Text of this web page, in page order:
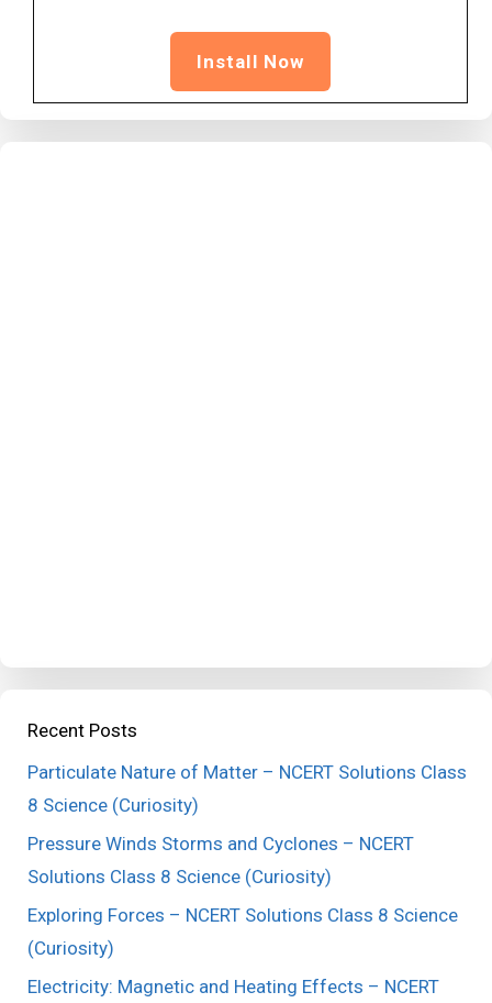
Install Now
Recent Posts
Particulate Nature of Matter – NCERT Solutions Class
8 Science (Curiosity)
Pressure Winds Storms and Cyclones – NCERT
Solutions Class 8 Science (Curiosity)
Exploring Forces – NCERT Solutions Class 8 Science
(Curiosity)
Electricity: Magnetic and Heating Effects – NCERT